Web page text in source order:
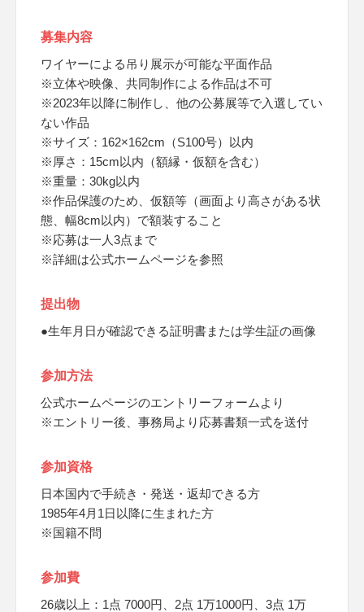
募集内容
ワイヤーによる吊り展示が可能な平面作品
※立体や映像、共同制作による作品は不可
※2023年以降に制作し、他の公募展等で入選してい
ない作品
※サイズ：162×162cm（S100号）以内
※厚さ：15cm以内（額縁・仮額を含む）
※重量：30kg以内
※作品保護のため、仮額等（画面より高さがある状
態、幅8cm以内）で額装すること
※応募は一人3点まで
※詳細は公式ホームページを参照
提出物
●生年月日が確認できる証明書または学生証の画像
参加方法
公式ホームページのエントリーフォームより
※エントリー後、事務局より応募書類一式を送付
参加資格
日本国内で手続き・発送・返却できる方
1985年4月1日以降に生まれた方
※国籍不問
参加費
26歳以上：1点 7000円、2点 1万1000円、3点 1万